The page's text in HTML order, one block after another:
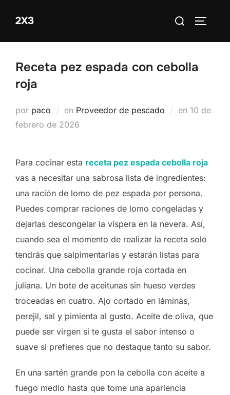
2X3 Buscar:
Receta pez espada con cebolla
roja
por paco en Proveedor de pescado en Publicado
10 de
febrero de 2026
Para cocinar esta receta pez espada cebolla roja
vas a necesitar una sabrosa lista de ingredientes:
una ración de lomo de pez espada por persona.
Puedes comprar raciones de lomo congeladas y
dejarlas descongelar la víspera en la nevera. Así,
cuando sea el momento de realizar la receta solo
tendrás que salpimentarlas y estarán listas para
cocinar. Una cebolla grande roja cortada en
juliana. Un bote de aceitunas sin hueso verdes
troceadas en cuatro. Ajo cortado en láminas,
perejil, sal y pimienta al gusto. Aceite de oliva, que
puede ser virgen si te gusta el sabor intenso o
suave si prefieres que no destaque tanto su sabor.
En una sartén grande pon la cebolla con aceite a
fuego medio hasta que tome una apariencia